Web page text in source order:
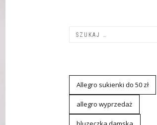
Allegro sukienki do 50 zł
allegro wyprzedaż